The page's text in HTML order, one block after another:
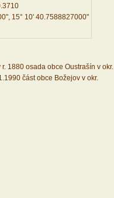
15° 10' 40.7588827000"
1880 osada obce Oustrašín v okr.
část obce Božejov v okr.